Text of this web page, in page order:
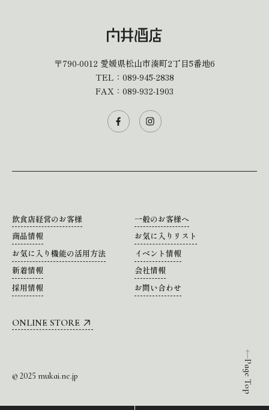
Page Top
〒790-0012 愛媛県松山市湊町2丁目5番地6
TEL： 089-945-2838
FAX：089-932-1903
飲食店経営のお客様
一般のお客様へ
商品情報
お気に入りリスト
お気に入り機能の活用方法
イベント情報
新着情報
会社情報
採用情報
お問い合わせ
ONLINE STORE
© 2025 mukai.ne.jp